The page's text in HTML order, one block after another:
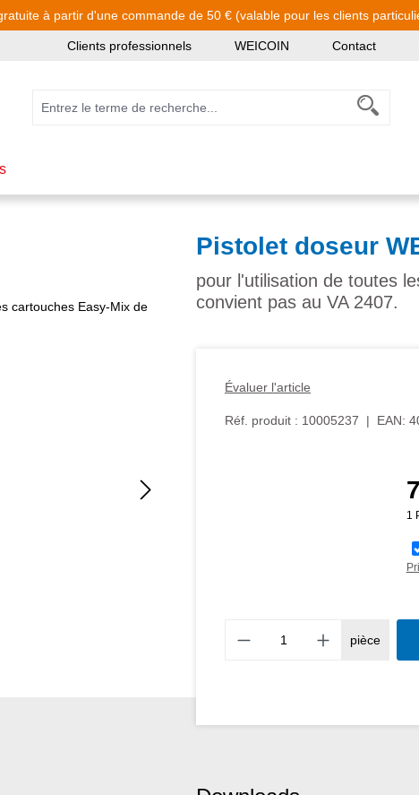
à partir d'une commande de 50 € (valable pour les clients
Clients professionnels WEICOIN Contact
Pistolet doseur
pour l'utilisation de toutes
convient pas au VA 2407.
Évaluer l'article
Réf. produit : 10005237 | EAN:
1
pièce